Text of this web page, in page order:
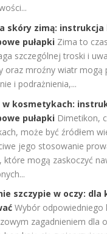
skóry zimą: instrukcja
pułapki Zima to
szczególnej troski i
oraz mroźny wiatr mogą
i podrażnienia,...
w kosmetykach:
pułapki Dimetikon,
może być źródłem
jego stosowanie
które mogą zaskoczyć
szczypie w oczy: dla
Wybór odpowiedniego
zagadnieniem dla